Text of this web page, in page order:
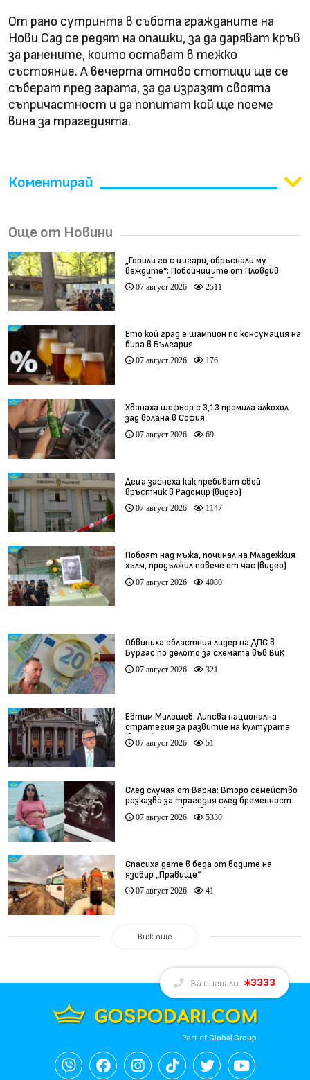
От рано сутринта в събота гражданите на
Нови Сад се редят на опашки, за да даряват кръв
за ранените, които остават в тежко
състояние. А вечерта отново стотици ще се
съберат пред гарата, за да изразят своята
съпричастност и да попитат кой ще поеме
вина за трагедията.
Коментирай
Още от Новини
„Горили го с цигари, обръснали му
веждите“: Побойниците от Пловдив
остават в ареста (видео)
07 август 2026 2511
Ето кой град е шампион по консумация на
бира в България
07 август 2026 176
Хванаха шофьор с 3,13 промила алкохол
зад волана в София
07 август 2026 69
Деца заснеха как пребиват свой
връстник в Радомир (видео)
07 август 2026 1147
Побоят над мъжа, починал на Младежкия
хълм, продължил повече от час (видео)
07 август 2026 4080
Обвиниха областния лидер на ДПС в
Бургас по делото за схемата във ВиК
07 август 2026 321
Евтим Милошев: Липсва национална
стратегия за развитие на културата
(видео)
07 август 2026 51
След случая от Варна: Второ семейство
разказва за трагедия след бременност
при същия лекар (видео)
07 август 2026 5330
Спасиха дете в беда от водите на
язовир „Правище“
07 август 2026 41
Виж още
За сигнали: 3333
Part ofGlobal Group